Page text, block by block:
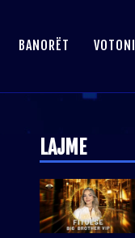
BANORËT VOTONI
LAJME